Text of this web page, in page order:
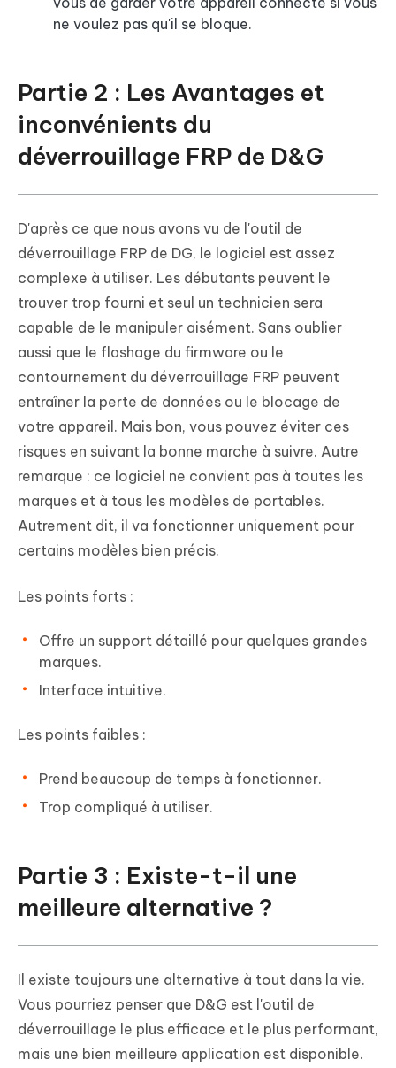
ne voulez pas qu'il se bloque.
Partie 2 : Les Avantages et
inconvénients du
déverrouillage FRP de D&G
D'après ce que nous avons vu de l'outil de
déverrouillage FRP de DG, le logiciel est assez
complexe à utiliser. Les débutants peuvent le
trouver trop fourni et seul un technicien sera
capable de le manipuler aisément. Sans oublier
aussi que le flashage du firmware ou le
contournement du déverrouillage FRP peuvent
entraîner la perte de données ou le blocage de
votre appareil. Mais bon, vous pouvez éviter ces
risques en suivant la bonne marche à suivre. Autre
remarque : ce logiciel ne convient pas à toutes les
marques et à tous les modèles de portables.
Autrement dit, il va fonctionner uniquement pour
certains modèles bien précis.
Les points forts :
Offre un support détaillé pour quelques grandes
marques.
Interface intuitive.
Les points faibles :
Prend beaucoup de temps à fonctionner.
Trop compliqué à utiliser.
Partie 3 : Existe-t-il une
meilleure alternative ?
Il existe toujours une alternative à tout dans la vie.
Vous pourriez penser que D&G est l'outil de
déverrouillage le plus efficace et le plus performant,
mais une bien meilleure application est disponible.